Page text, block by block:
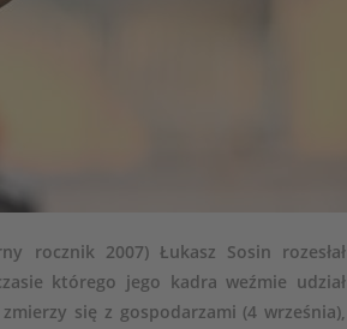
rocznik 2007) Łukasz Sosin rozesłał
którego jego kadra weźmie udział
się z gospodarzami (4 września),